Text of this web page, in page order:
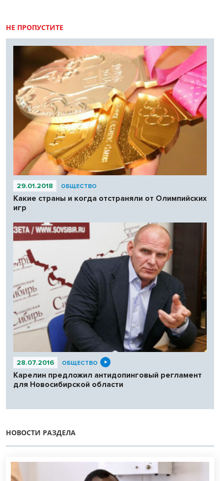
НЕ ПРОПУСТИТЕ
29.01.2018 ОБЩЕСТВО
Какие страны и когда отстраняли от Олимпийских
игр
28.07.2016 ОБЩЕСТВО
Карелин предложил антидопинговый регламент
для Новосибирской области
НОВОСТИ РАЗДЕЛА